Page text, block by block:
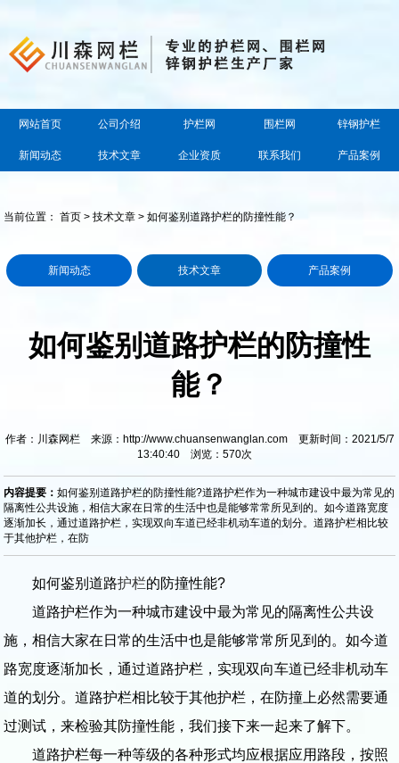
网站首页 公司介绍 护栏网 围栏网 锌钢护栏
新闻动态 技术文章 企业资质 联系我们 产品案例
当前位置：首页 >技术文章 > 如何鉴别道路护栏的防撞性能？
新闻动态 技术文章 产品案例
如何鉴别道路护栏的防撞性
能？
作者：川森网栏 来源：http://www.chuansenwanglan.com 更新时间：2021/5/7
13:40:40 浏览： 570次
内容提要：如何鉴别道路护栏的防撞性能?道路护栏作为一种城市建设中最为常见的
隔离性公共设施，相信大家在日常的生活中也是能够常常所见到的。如今道路宽度
逐渐加长，通过道路护栏，实现双向车道已经非机动车道的划分。道路护栏相比较
于其他护栏，在防
如何鉴别道路护栏的防撞性能?
道路护栏作为一种城市建设中最为常见的隔离性公共设
施，相信大家在日常的生活中也是能够常常所见到的。如今道
路宽度逐渐加长，通过道路护栏，实现双向车道已经非机动车
道的划分。道路护栏相比较于其他护栏，在防撞上必然需要通
过测试，来检验其防撞性能，我们接下来一起来了解下。
道路护栏每一种等级的各种形式均应根据应用路段，按照